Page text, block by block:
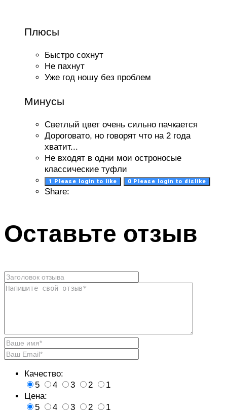
Плюсы
Быстро сохнут
Не пахнут
Уже год ношу без проблем
Минусы
Cветлый цвет очень сильно пачкается
Дороговато, но говорят что на 2 года
хватит...
Не входят в одни мои остроносые
классические туфли
1 Please login to like 0 Please login to dislike
Share:
Оставьте отзыв
Качество:
5
4 3 2
1
Цена:
5
4 3 2
1